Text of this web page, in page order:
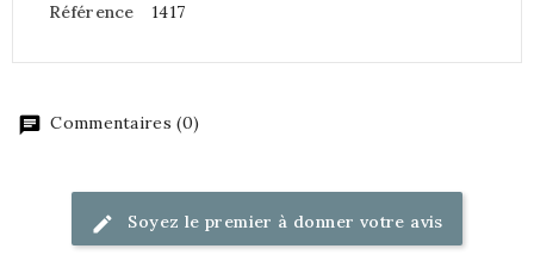
Référence 1417
Commentaires (0)
Soyez le premier à donner votre avis